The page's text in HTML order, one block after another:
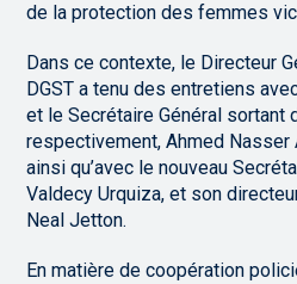
de la protection des femmes
Dans ce contexte, le Directeur
DGST a tenu des entretiens
et le Secrétaire Général sortant
respectivement, Ahmed Nasser
ainsi qu’avec le nouveau
Valdecy Urquiza, et son
Neal Jetton.
En matière de coopération